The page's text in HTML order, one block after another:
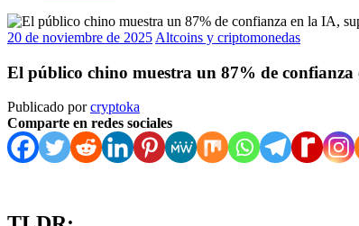
20 de noviembre de 2025 Altcoins y criptomonedas
El público chino muestra un 87% de confianza
Publicado porcryptoka
Comparte en redes sociales